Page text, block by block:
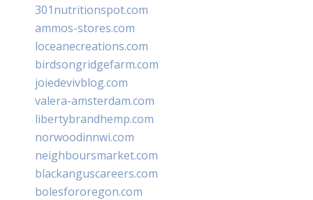
301nutritionspot.com
ammos-stores.com
loceanecreations.com
birdsongridgefarm.com
joiedevivblog.com
valera-amsterdam.com
libertybrandhemp.com
norwoodinnwi.com
neighboursmarket.com
blackanguscareers.com
bolesfororegon.com